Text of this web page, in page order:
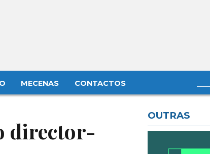
MECENAS CONTACTOS
director-
OUTRAS